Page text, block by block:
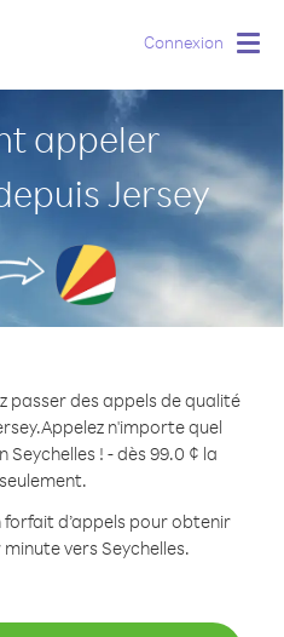
Connexion
appeler
Jersey
passer des appels de qualité
Appelez n'importe quel
Seychelles ! - dès 99.0 ¢ la
d’appels pour obtenir
vers Seychelles.